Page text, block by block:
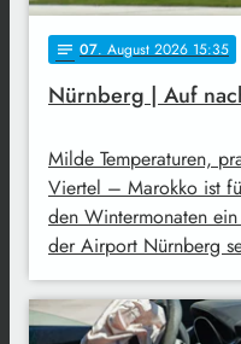
notes 07. August 2026 15:35
Nürnberg | Auf
Milde Temperaturen,
Viertel – Marokko ist
den Wintermonaten
der Airport Nürnberg